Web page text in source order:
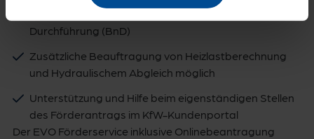
Durchführung (BnD)
Zusätzliche Beauftragung von Heizlastberechnung
und Hydraulischem Abgleich möglich
Unterstützung und Hilfe beim eigenständigen Stellen
des Förderantrags im KfW-Kundenportal
Der EVO Förderservice inklusive Onlinebeantragung